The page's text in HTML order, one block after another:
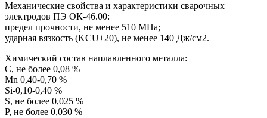
Механические свойства и характеристики сварочных
электродов ПЭ ОК-46.00:
предел прочности, не менее 510 МПа;
ударная вязкость (KCU+20), не менее 140 Дж/см2.
Химический состав наплавленного металла:
C, не более 0,08 %
Mn 0,40-0,70 %
Si-0,10-0,40 %
S, не более 0,025 %
P, не более 0,030 %